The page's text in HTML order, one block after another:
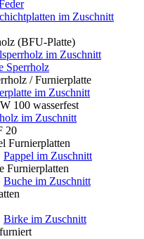
im Zuschnitt
(BFU-Platte)
im Zuschnitt
Sperrholz
/ Furnierplatte
im Zuschnitt
100 wasserfest
im Zuschnitt
20
Furnierplatten
Pappel im Zuschnitt
Furnierplatten
Buche im Zuschnitt
Birke im Zuschnitt